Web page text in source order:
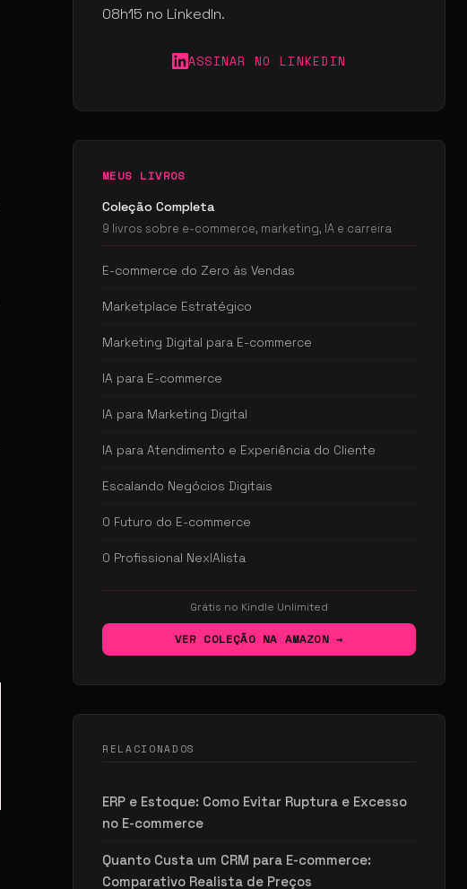
08h15 no LinkedIn.
ASSINAR NO LINKEDIN
MEUS LIVROS
Coleção Completa
9 livros sobre e-commerce, marketing, IA e carreira
E-commerce do Zero às Vendas
Marketplace Estratégico
Marketing Digital para E-commerce
IA para E-commerce
IA para Marketing Digital
IA para Atendimento e Experiência do Cliente
Escalando Negócios Digitais
O Futuro do E-commerce
O Profissional NexIAlista
Grátis no Kindle Unlimited
VER COLEÇÃO NA AMAZON →
RELACIONADOS
ERP e Estoque: Como Evitar Ruptura e Excesso
no E-commerce
Quanto Custa um CRM para E-commerce:
Comparativo Realista de Preços